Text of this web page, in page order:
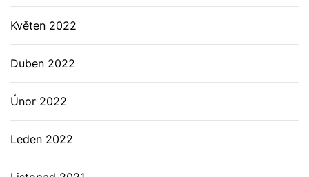
Květen 2022
Duben 2022
Únor 2022
Leden 2022